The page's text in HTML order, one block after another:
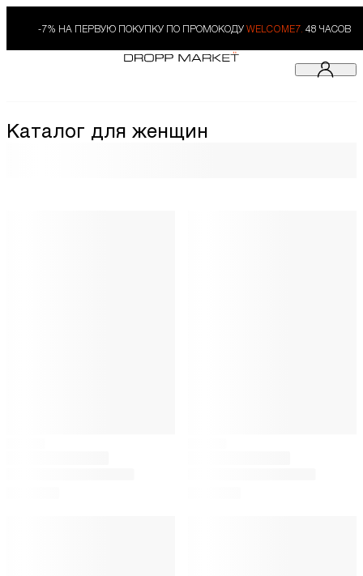
-7% НА ПЕРВУЮ ПОКУПКУ ПО ПРОМОКОДУ WELCOME7. 48 ЧАСОВ
Каталог для женщин